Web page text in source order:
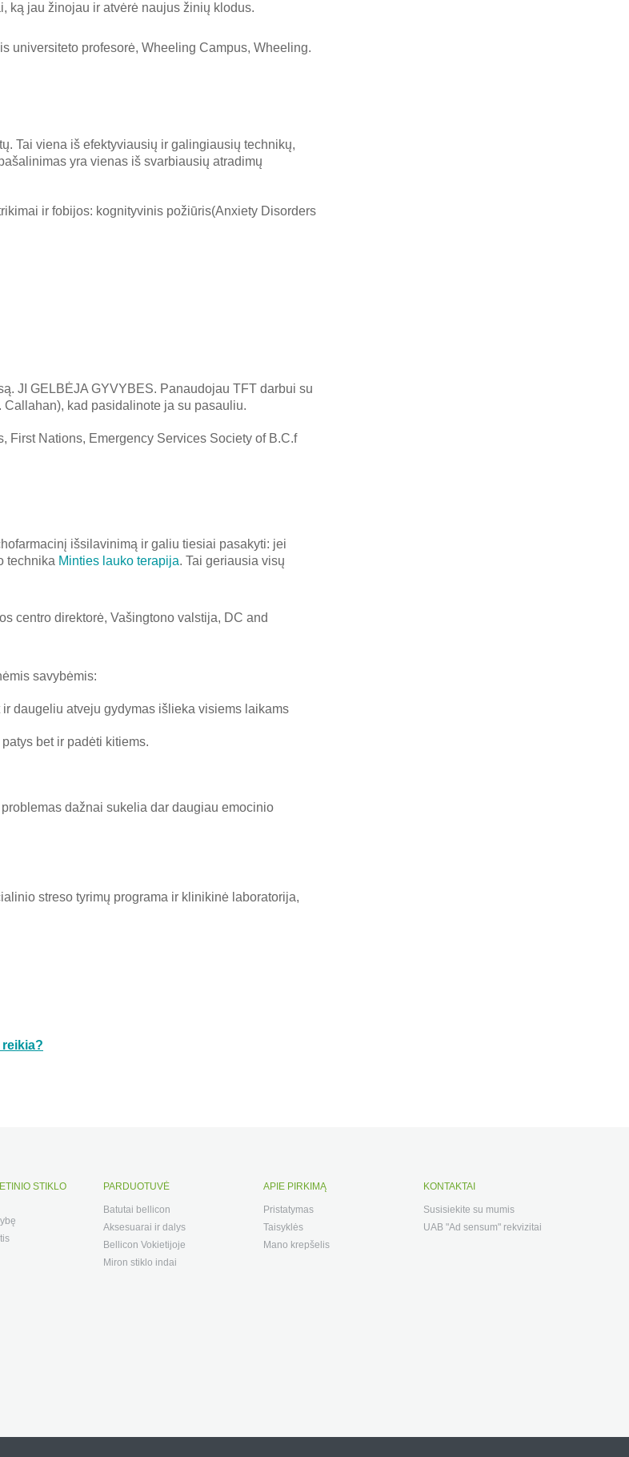
ką jau žinojau ir atvėrė naujus žinių klodus.
universiteto profesorė, Wheeling Campus, Wheeling.
Tai viena iš efektyviausių ir galingiausių technikų,
yra vienas iš svarbiausių atradimų
ir fobijos: kognityvinis požiūris(Anxiety Disorders
JI GELBĖJA GYVYBES. Panaudojau TFT darbui su
kad pasidalinote ja su pasauliu.
First Nations, Emergency Services Society of B.C.f
išsilavinimą ir galiu tiesiai pasakyti: jei
technika Minties lauko terapija. Tai geriausia visų
centro direktorė, Vašingtono valstija, DC and
savybėmis:
daugeliu atveju gydymas išlieka visiems laikams
bet ir padėti kitiems.
dažnai sukelia dar daugiau emocinio
streso tyrimų programa ir klinikinė laboratorija,
STIKLO
PARDUOTUVĖ
Batutai bellicon
Aksesuarai ir dalys
Bellicon Vokietijoje
Miron stiklo indai
APIE PIRKIMĄ
Pristatymas
Taisyklės
Mano krepšelis
KONTAKTAI
Susisiekite su mumis
UAB "Ad sensum" rekvizitai